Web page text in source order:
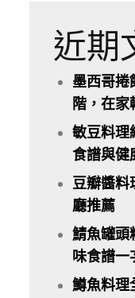
近期
墨西哥捲
階，在
敏豆料理
食譜與健
豆瓣醬料
廳推薦
鯖魚罐頭
味食譜一
鱒魚料理